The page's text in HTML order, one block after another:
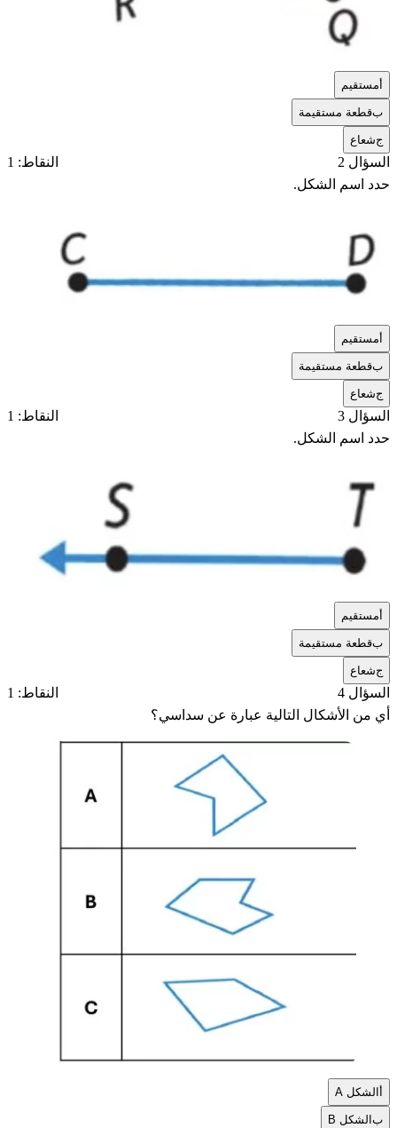
مستقيم
بقطعة مستقيمة
جشعاع
السؤال 2
النقاط: 1
حدد اسم الشكل.
مستقيم
بقطعة مستقيمة
جشعاع
السؤال 3
النقاط: 1
حدد اسم الشكل.
مستقيم
بقطعة مستقيمة
جشعاع
السؤال 4
النقاط: 1
أي من الأشكال التالية عبارة عن سداسي؟
الشكل A
بالشكل B